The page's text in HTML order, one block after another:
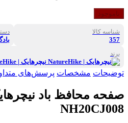
ناموجود
شناسه کالا
357
برند
نیچرهایک | NatureHike
توضیحات مشخصات پرسش‌های
صفحه محافظ باد
NH20CJ008